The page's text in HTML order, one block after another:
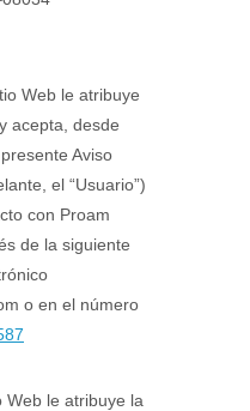
Web le atribuye
acepta, desde
Aviso
el “Usuario”)
con Proam
de la siguiente
o en el número
Web le atribuye la